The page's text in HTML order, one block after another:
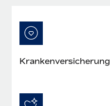
Kranken­versicherung